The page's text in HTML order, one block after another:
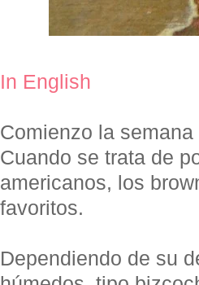
In English
Comienzo la
Cuando se trata de
americanos, los
favoritos.
Dependiendo de su